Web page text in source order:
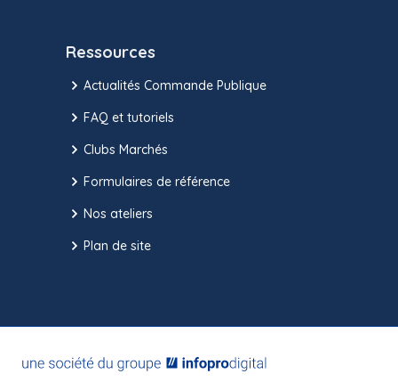
Ressources
Actualités Commande Publique
FAQ et tutoriels
Clubs Marchés
Formulaires de référence
Nos ateliers
Plan de site